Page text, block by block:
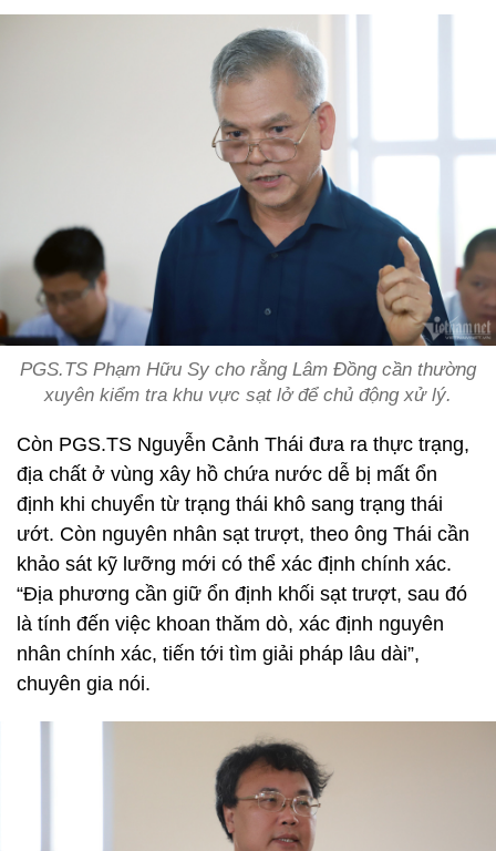
PGS.TS Phạm Hữu Sy cho rằng Lâm Đồng cần thường
xuyên kiểm tra khu vực sạt lở để chủ động xử lý.
Còn PGS.TS Nguyễn Cảnh Thái đưa ra thực trạng,
địa chất ở vùng xây hồ chứa nước dễ bị mất ổn
định khi chuyển từ trạng thái khô sang trạng thái
ướt. Còn nguyên nhân sạt trượt, theo ông Thái cần
khảo sát kỹ lưỡng mới có thể xác định chính xác.
“Địa phương cần giữ ổn định khối sạt trượt, sau đó
là tính đến việc khoan thăm dò, xác định nguyên
nhân chính xác, tiến tới tìm giải pháp lâu dài”,
chuyên gia nói.